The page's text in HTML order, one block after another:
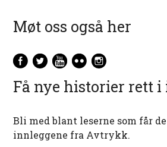
Møt oss også her
Få nye historier rett
Bli med blant leserne som får
innleggene fra Avtrykk.